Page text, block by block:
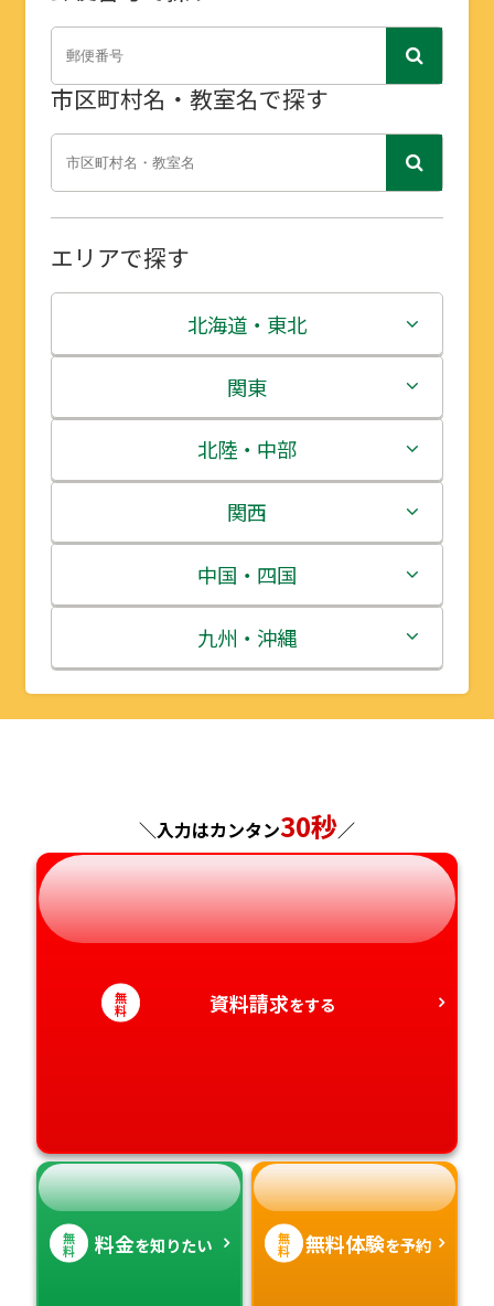
市区町村名・教室名で探す
エリアで探す
北海道・東北
北海道
青森県
岩手県
宮城県
秋田県
山形県
関東
茨城県
栃木県
群馬県
埼玉県
千葉県
神奈川県
北陸・中部
新潟県
富山県
石川県
福井県
長野県
岐阜県
静岡県
愛知県
関西
三重県
滋賀県
京都府
兵庫県
奈良県
和歌山県
中国・四国
鳥取県
島根県
広島県
山口県
徳島県
香川県
九州・沖縄
福岡県
長崎県
熊本県
大分県
宮崎県
＼入力はカンタン30秒／
無
料 資料請求をする
無
料 料金を知りたい 無
料 無料体験を予約